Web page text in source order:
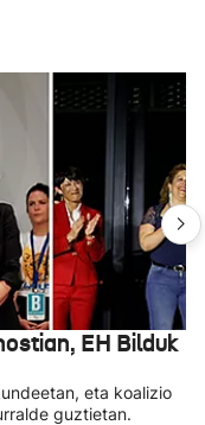
EH Bilduk
eta koalizio
guztietan.